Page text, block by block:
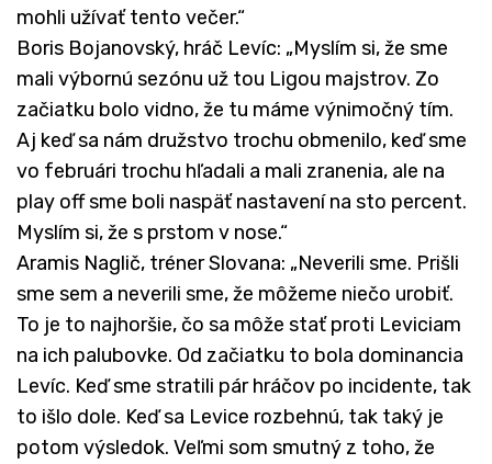
mohli užívať tento večer.“
Boris Bojanovský, hráč Levíc: „Myslím si, že sme
mali výbornú sezónu už tou Ligou majstrov. Zo
začiatku bolo vidno, že tu máme výnimočný tím.
Aj keď sa nám družstvo trochu obmenilo, keď sme
vo februári trochu hľadali a mali zranenia, ale na
play off sme boli naspäť nastavení na sto percent.
Myslím si, že s prstom v nose.“
Aramis Naglič, tréner Slovana: „Neverili sme. Prišli
sme sem a neverili sme, že môžeme niečo urobiť.
To je to najhoršie, čo sa môže stať proti Leviciam
na ich palubovke. Od začiatku to bola dominancia
Levíc. Keď sme stratili pár hráčov po incidente, tak
to išlo dole. Keď sa Levice rozbehnú, tak taký je
potom výsledok. Veľmi som smutný z toho, že